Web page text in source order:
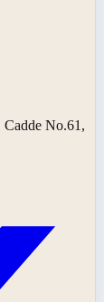
No.61,